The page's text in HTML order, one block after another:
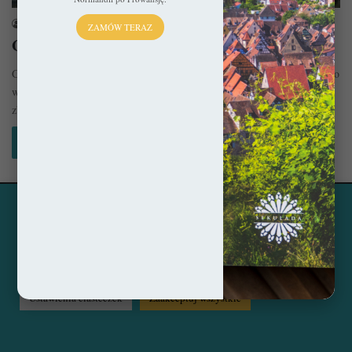
6 maja 2015
Gandawa – be.gent!
Gandawa?! Skąd ta nazwa skoro Belgowie wymawiają ją Hjent? Podobno
wyraz ganda pochodzi od celtyckiego słowa, oznaczającego miejsce
zbiegu dwóch…
© Copyright 2014 - 2026, All Rights Reserved by sekulada.com
PinterestInstagram
Ta strona korzysta z ciasteczek, aby świadczyć usługi na
najwyższym poziomie. Klikając opcję "Zaakceptuj wszystkie"
zgadzasz się na użycie wszystkich ciasteczek. Możesz również
przejść do "Ustawień Ciasteczek", aby zgodzić się tylko na
Czytaj więcej...
Ustawienia ciasteczek Zaakceptuj wszystkie
ZAMÓW TERAZ